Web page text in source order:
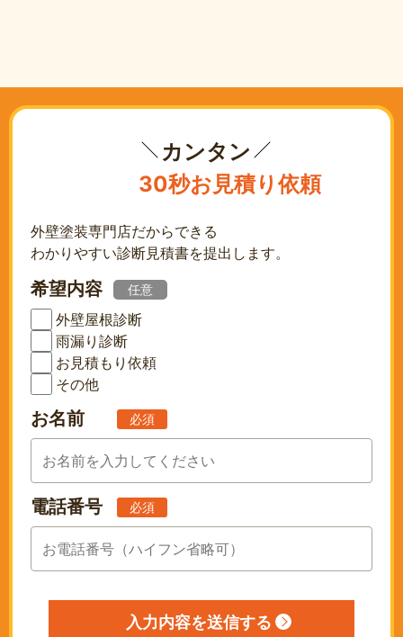
カンタン
30秒お見積り依頼
外壁塗装専門店だからできる
わかりやすい診断見積書を提出します。
希望内容 任意
外壁屋根診断
雨漏り診断
お見積もり依頼
その他
お名前 必須
電話番号 必須